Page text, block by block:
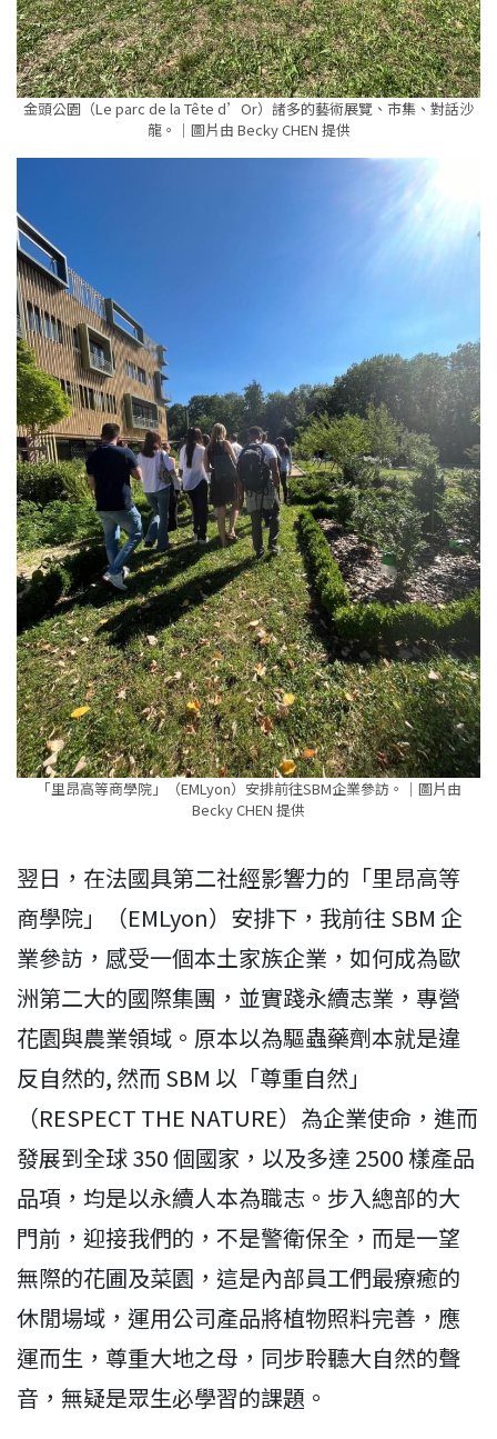
金頭公園（Le parc de la Tête d’Or）諸多的藝術展覽、市集、對話沙
龍。｜圖片由 Becky CHEN 提供
「里昂高等商學院」（EMLyon）安排前往SBM企業參訪。｜圖片由
Becky CHEN 提供
翌日，在法國具第二社經影響力的「里昂高等
商學院」（EMLyon）安排下，我前往 SBM 企
業參訪，感受一個本土家族企業，如何成為歐
洲第二大的國際集團，並實踐永續志業，專營
花園與農業領域。原本以為驅蟲藥劑本就是違
反自然的, 然而 SBM 以「尊重自然」
（RESPECT THE NATURE）為企業使命，進而
發展到全球 350 個國家，以及多達 2500 樣產品
品項，均是以永續人本為職志。步入總部的大
門前，迎接我們的，不是警衛保全，而是一望
無際的花圃及菜園，這是內部員工們最療癒的
休閒場域，運用公司產品將植物照料完善，應
運而生，尊重大地之母，同步聆聽大自然的聲
音，無疑是眾生必學習的課題。